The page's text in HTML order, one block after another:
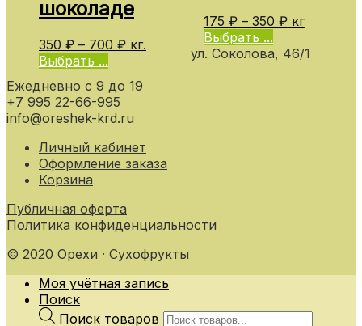
шоколаде
350 ₽ – 700 ₽ кг.
Выбрать ...
175 ₽– 350 ₽ кг
Выбрать ...
ул. Соколова, 46/1
Ежедневно с 9 до 19
+7 995 22-66-995
info@oreshek-krd.ru
Личный кабинет
Оформление заказа
Корзина
Публичная оферта
Политика конфиденциальности
© 2020 Орехи · Сухофрукты
Моя учётная запись
Поиск
Поиск товаров